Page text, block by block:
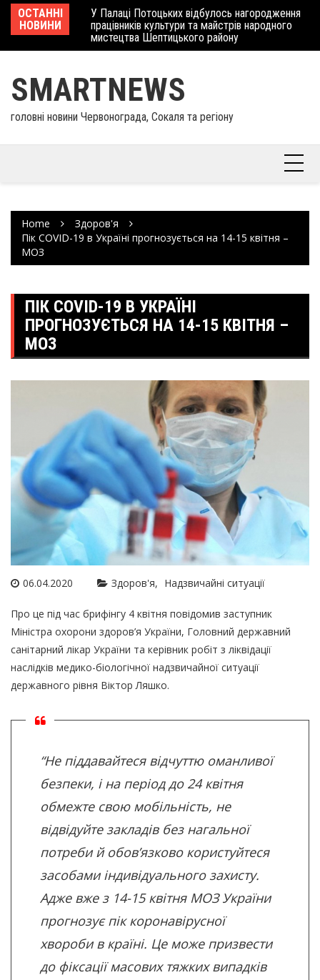
Skip
content
ОСТАННІ
НОВИНИ
У Палаці Потоцьких відбулось нагородження
працівників культури та майстрів народного
мистецтва Шептицького району
SMARTNEWS
головні новини Червонограда, Сокаля та регіону
Home
Здоров'я
Пік COVID-19 в Україні прогнозується на 14-15 квітня –
МОЗ
ПІК COVID-19 В УКРАЇНІ
ПРОГНОЗУЄТЬСЯ НА 14-15 КВІТНЯ –
МОЗ
06.04.2020 Здоров'я Надзвичайні ситуації
Про це під час брифінгу 4 квітня повідомив заступник
Міністра охорони здоров’я України, Головний державний
санітарний лікар України та керівник робіт з ліквідації
наслідків медико-біологічної надзвичайної ситуації
державного рівня Віктор Ляшко.
“Не піддавайтеся відчуттю оманливої
безпеки, і на період до 24 квітня
обмежте свою мобільність, не
відвідуйте закладів без нагальної
потреби й обов’язково користуйтеся
засобами індивідуального захисту.
Адже вже з 14-15 квітня МОЗ України
прогнозує пік коронавірусної
хвороби в країні. Це може призвести
до фіксації масових тяжких випадків